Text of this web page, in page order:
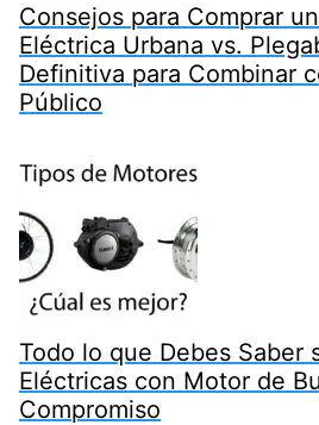
Consejos para Comprar
Eléctrica Urbana vs.
Definitiva para Combinar
Público
Todo lo que Debes Saber
Eléctricas con Motor de
Compromiso